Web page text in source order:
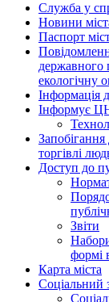
Служба у
Новини
Паспорт
державного
екологічну
Інформація
Інформує
торгівлі
Доступ до
Звіти
формі
Карта міста
Соціальний